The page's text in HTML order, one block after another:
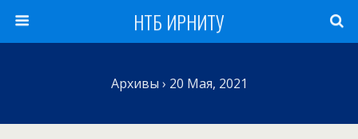
НТБ ИРНИТУ
Архивы › 20 Мая, 2021